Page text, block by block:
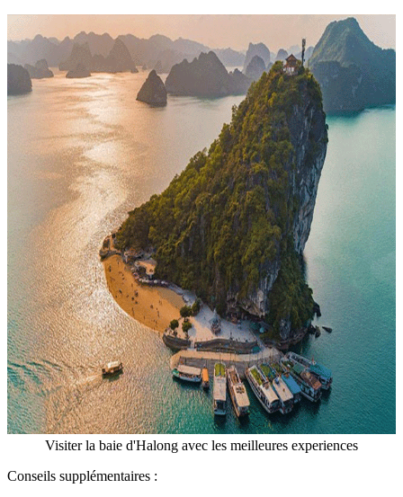
Visiter la baie d'Halong avec les meilleures experiences
Conseils supplémentaires :